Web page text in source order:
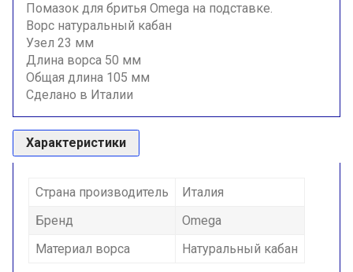
Помазок для бритья Omega на подставке.
Ворс натуральный кабан
Узел 23 мм
Длина ворса 50 мм
Общая длина 105 мм
Сделано в Италии
Характеристики
Страна производитель
Италия
Бренд
Omega
Материал ворса
Натуральный кабан